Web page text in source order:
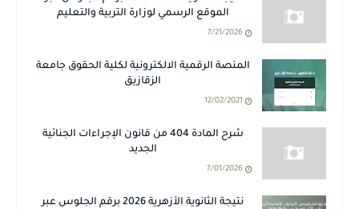
الموقع الرسمي لوزارة التربية والتعليم
7/21/2026
المنصة الرقمية الالكترونية لكلية الحقوق جامعة
الزقازيق
12/02/2021
شرح المادة 404 من قانون الإجراءات الجنائية
الجديد
7/01/2026
نتيجة الثانوية الأزهرية 2026 برقم الجلوس عبر